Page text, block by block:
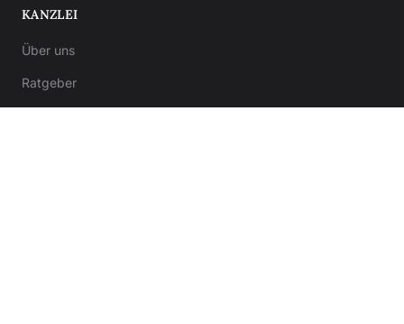
KANZLEI
Über uns
Ratgeber